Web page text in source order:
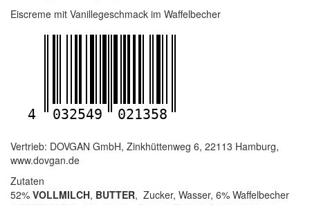
Eiscreme mit Vanillegeschmack im Waffelbecher
4 032549 021358
Vertrieb: DOVGAN GmbH, Zinkhüttenweg 6, 22113 Hamburg,
www.dovgan.de
Zutaten
52% VOLLMILCH, BUTTER, Zucker, Wasser, 6% Waffelbecher